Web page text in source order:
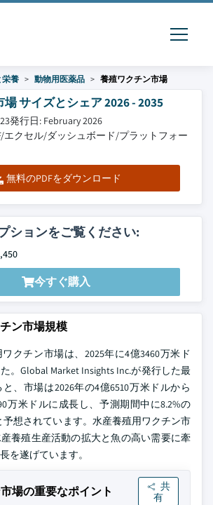
栄養 動物用医薬品 養殖ワクチン市場
サイズとシェア 2026 - 2035
発行日: February 2026
エクセル/ダッシュボード/プラットフォー
無料のPDFをダウンロード
ションをご覧ください:
今すぐ購入
ン市場規模
クチン市場は、2025年に4億3460万米ド
。Global Market Insights Inc.が発行した最
、市場は2026年の4億6510万米ドルから
万米ドルに成長し、予測期間中に8.2%の
予想されています。水産養殖用ワクチン市
養殖生産活動の拡大と魚の高い需要に牽
を遂げています。
場の重要なポイント
共
有